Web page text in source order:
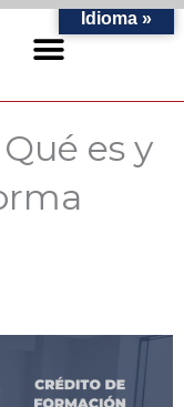
es y
Idioma »